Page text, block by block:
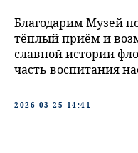
Благодарим Музей
тёплый приём и
славной истории
часть воспитания
2026-03-25 14:41